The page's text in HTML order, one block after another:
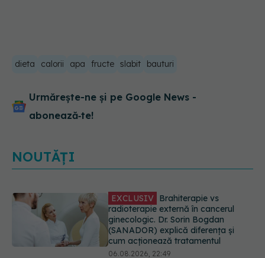
dieta calorii apa fructe slabit bauturi
Urmărește-ne și pe Google News -
abonează‑te!
NOUTĂȚI
EXCLUSIV De ce unele paciente
cu cancer de col uterin nu mai ajung
la operație. Dr. Sorin Bogdan
(SANADOR): Intervenția
chirurgicală, doar în situații
particulare